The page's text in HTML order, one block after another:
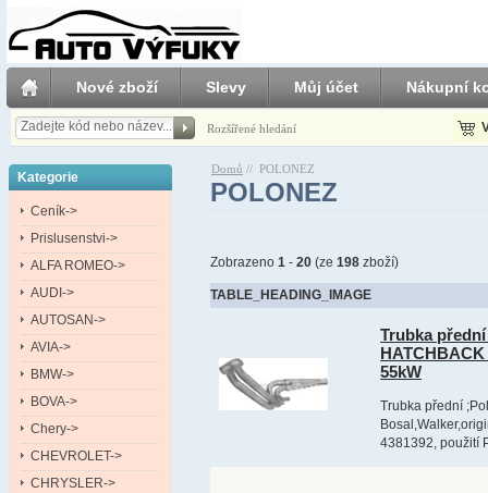
Nové zboží Slevy Můj účet Nákupní
Rozšířené hledání
Kategorie
Ceník->
Prislusenstvi->
ALFA ROMEO->
AUDI->
AUTOSAN->
AVIA->
BMW->
BOVA->
Chery->
CHEVROLET->
CHRYSLER->
Domů // POLONEZ
POLONEZ
Zobrazeno1 -20 (ze198 zboží)
TABLE_HEADING_IMAGE
Trubka přední
HATCHBACK
55kW
Trubka přední
4381392, použití